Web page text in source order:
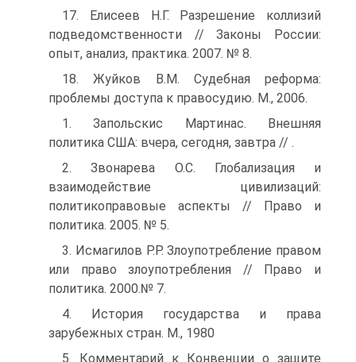
17. Елисеев Н.Г. Разрешение коллизий
подведомственности // Законы России:
опыт, анализ, практика. 2007. № 8.
18. Жуйков В.М. Судебная реформа:
проблемы доступа к правосудию. М., 2006.
1. Запольскис Мартинас. Внешняя
политика США: вчера, сегодня, завтра // .
2. Звонарева О.С. Глобализация и
взаимодействие цивилизаций:
политикоправовые аспекты // Право и
политика. 2005. № 5.
3. Исмагилов Р.Р. Злоупотребление правом
или право злоупотребления // Право и
политика. 2000.№ 7.
4. История государства и права
зарубежных стран. М., 1980
5. Комментарий к Конвенции о защите